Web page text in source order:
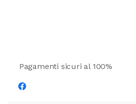
Pagamenti sicuri al 100%